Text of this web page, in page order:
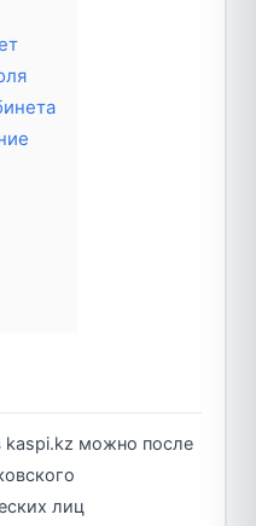
kaspi.kz можно после
лиц